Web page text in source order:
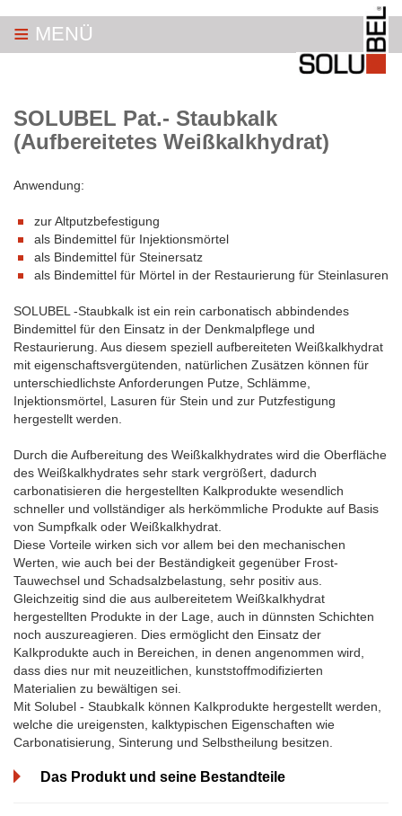
≡ MENÜ
SOLUBEL Pat.- Staubkalk
(Aufbereitetes Weißkalkhydrat)
Anwendung:
zur Altputzbefestigung
als Bindemittel für Injektionsmörtel
als Bindemittel für Steinersatz
als Bindemittel für Mörtel in der Restaurierung für Steinlasuren
SOLUBEL -Staubkalk ist ein rein carbonatisch abbindendes
Bindemittel für den Einsatz in der Denkmalpflege und
Restaurierung. Aus diesem speziell aufbereiteten Weißkalkhydrat
mit eigenschaftsvergütenden, natürlichen Zusätzen können für
unterschiedlichste Anforderungen Putze, Schlämme,
Injektionsmörtel, Lasuren für Stein und zur Putzfestigung
hergestellt werden.
Durch die Aufbereitung des Weißkalkhydrates wird die Oberfläche
des Weißkalkhydrates sehr stark vergrößert, dadurch
carbonatisieren die hergestellten Kalkprodukte wesendlich
schneller und vollständiger als herkömmliche Produkte auf Basis
von Sumpfkalk oder Weißkalkhydrat.
Diese Vorteile wirken sich vor allem bei den mechanischen
Werten, wie auch bei der Beständigkeit gegenüber Frost-
Tauwechsel und Schadsalzbelastung, sehr positiv aus.
Gleichzeitig sind die aus aulbereitetem WeißkaIkhydrat
hergestellten Produkte in der Lage, auch in dünnsten Schichten
noch auszureagieren. Dies ermöglicht den Einsatz der
KaIkprodukte auch in Bereichen, in denen angenommen wird,
dass dies nur mit neuzeitlichen, kunststoffmodifizierten
Materialien zu bewältigen sei.
Mit Solubel - StaubkaIk können KaIkprodukte hergestellt werden,
welche die ureigensten, kalktypischen Eigenschaften wie
Carbonatisierung, Sinterung und Selbstheilung besitzen.
Das Produkt und seine Bestandteile